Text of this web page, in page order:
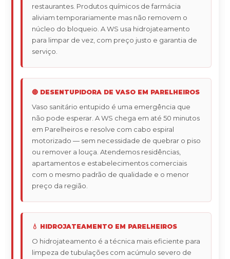
restaurantes. Produtos químicos de farmácia
aliviam temporariamente mas não removem o
núcleo do bloqueio. A WS usa hidrojateamento
para limpar de vez, com preço justo e garantia de
serviço.
🔴 DESENTUPIDORA DE VASO EM PARELHEIROS
Vaso sanitário entupido é uma emergência que
não pode esperar. A WS chega em até 50 minutos
em Parelheiros e resolve com cabo espiral
motorizado — sem necessidade de quebrar o piso
ou remover a louça. Atendemos residências,
apartamentos e estabelecimentos comerciais
com o mesmo padrão de qualidade e o menor
preço da região.
💧 HIDROJATEAMENTO EM PARELHEIROS
O hidrojateamento é a técnica mais eficiente para
limpeza de tubulações com acúmulo severo de